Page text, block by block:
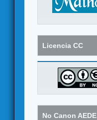
Licencia CC
No Canon AEDE